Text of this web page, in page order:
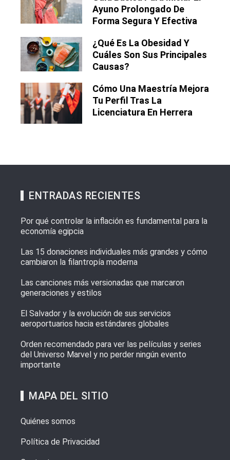
Ayuno Prolongado De
Forma Segura Y Efectiva
¿Qué Es La Obesidad Y
Cuáles Son Sus Principales
Causas?
Cómo Una Maestría Mejora
Tu Perfil Tras La
Licenciatura En Herrera
ENTRADAS RECIENTES
Por qué controlar la inflación es fundamental para la
economía egipcia
Las 15 donaciones individuales más grandes y cómo
cambiaron la filantropía moderna
Las canciones más versionadas que marcaron
generaciones y estilos
El Salvador y la evolución de sus servicios
aeroportuarios hacia estándares globales
Orden recomendado para ver las películas y series
del Universo Marvel y no perder ningún evento
importante
MAPA DEL SITIO
Quiénes somos
Política de Privacidad